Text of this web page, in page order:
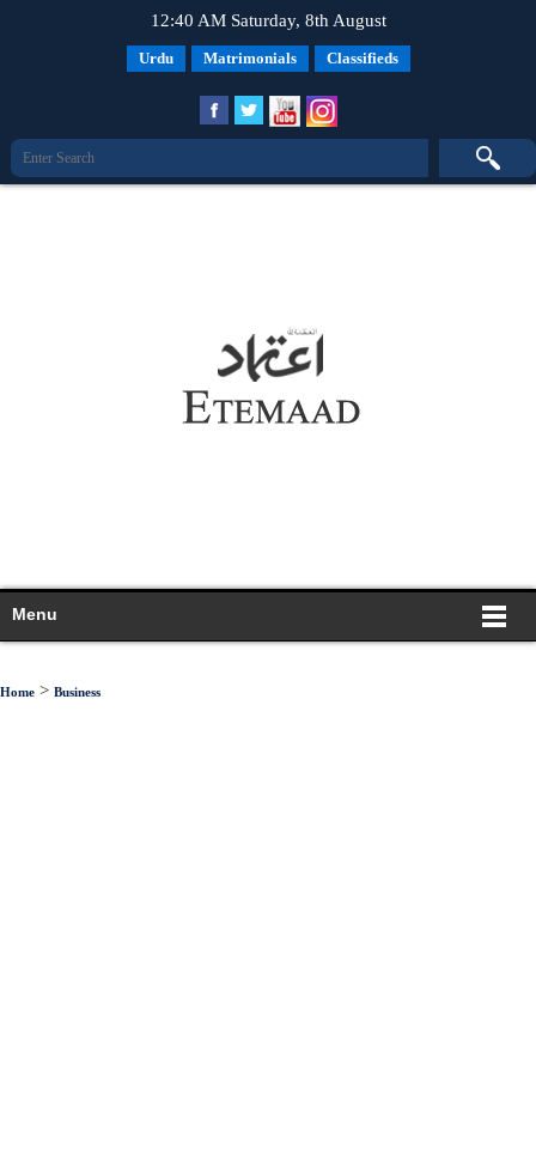
12:40 AM Saturday, 8th August
Urdu Matrimonials Classifieds
Menu
Home > Business